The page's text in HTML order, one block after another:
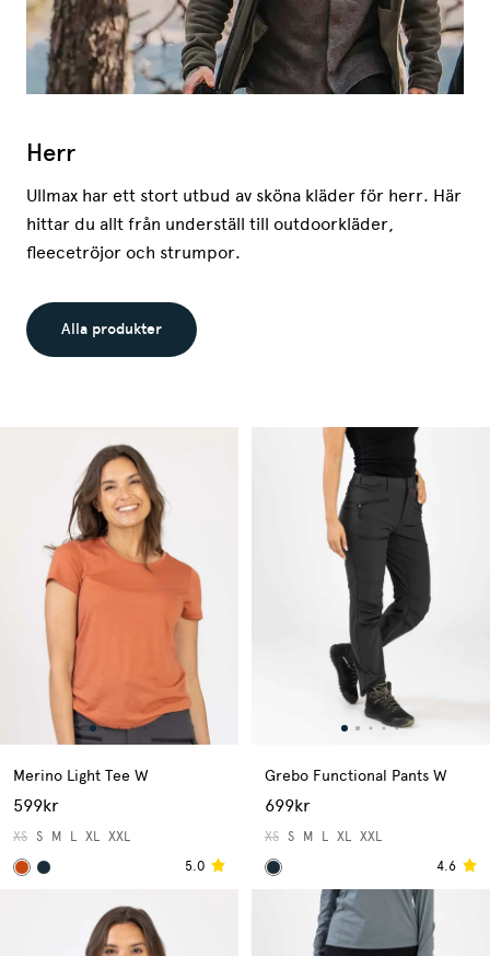
Herr
Ullmax har ett stort utbud av sköna kläder för herr. Här
hittar du allt från underställ till outdoorkläder,
fleecetröjor och strumpor.
Alla produkter
Merino Light Tee W
599kr
XS S M L XL XXL
5.0
Grebo Functional Pants W
699kr
XS S M L XL XXL
4.6